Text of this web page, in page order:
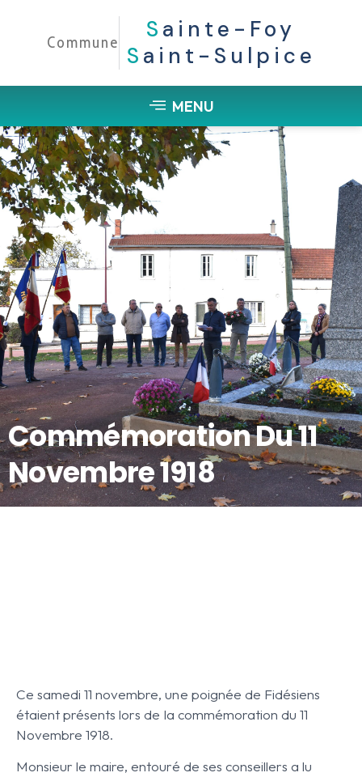
Commune S Ainte-Foy
S Aint-Sulpice
MENU
Commémoration Du 11
Novembre 1918
Ce samedi 11 novembre, une poignée de Fidésiens
étaient présents lors de la commémoration du 11
Novembre 1918.
Monsieur le maire, entouré de ses conseillers a lu